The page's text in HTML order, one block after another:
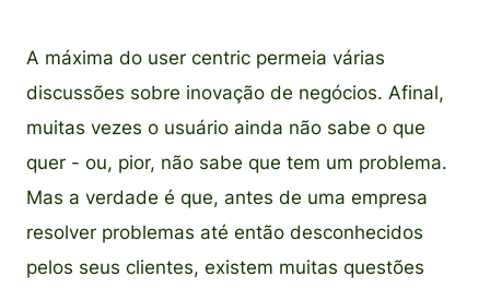
A máxima do user centric permeia várias
discussões sobre inovação de negócios. Afinal,
muitas vezes o usuário ainda não sabe o que
quer - ou, pior, não sabe que tem um problema.
Mas a verdade é que, antes de uma empresa
resolver problemas até então desconhecidos
pelos seus clientes, existem muitas questões